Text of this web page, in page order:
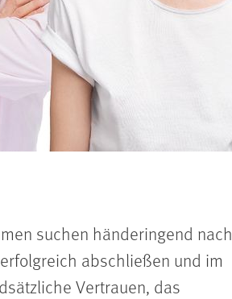
suchen händeringend nach
abschließen und im
Vertrauen, das